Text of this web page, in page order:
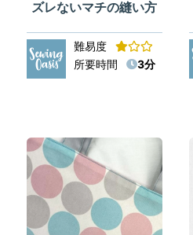
ズレないマチの縫い方
難易度
所要時間
3分